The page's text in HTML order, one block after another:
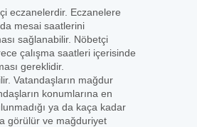
eczanelerdir. Eczanelere
mesai saatlerini
sağlanabilir. Nöbetçi
çalışma saatleri içerisinde
gereklidir.
Vatandaşların mağdur
konumlarına en
ya da kaça kadar
görülür ve mağduriyet